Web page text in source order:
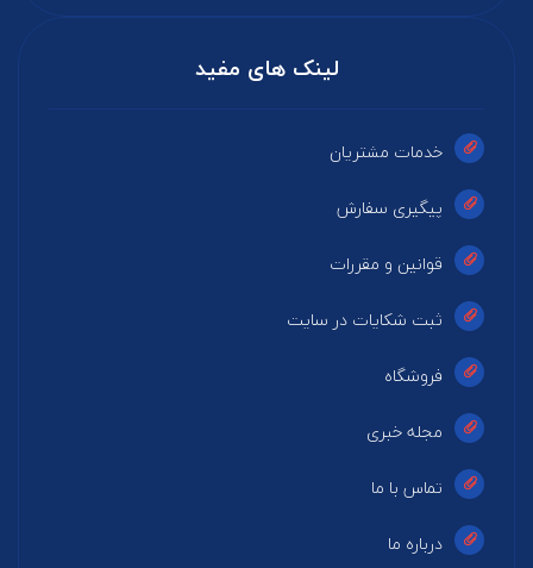
لینک های مفید
خدمات مشتریان
پیگیری سفارش
قوانین و مقررات
ثبت شکایات در سایت
فروشگاه
مجله خبری
تماس با ما
درباره ما